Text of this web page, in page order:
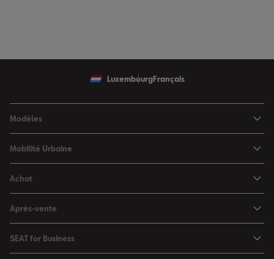
LuxembourgFrançais
Modèles
SEAT Arona
SEAT Leon
SEAT Leon Sportstourer
SEAT Ateca
Mobilité Urbaine
Voitures hybrides
Charger à domicile
Achat
Véhicules de stock
Conditions Summer
Après-vente
Services SEAT
SEAT for Business